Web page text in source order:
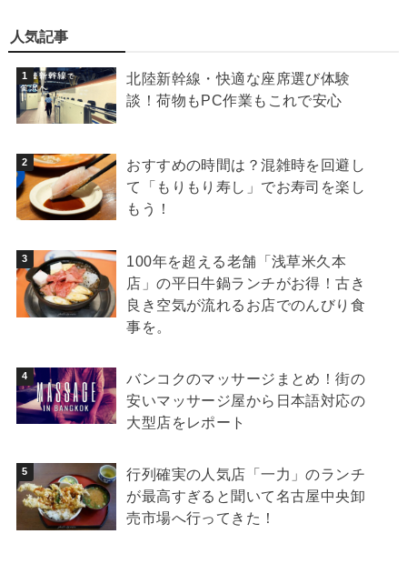
人気記事
北陸新幹線・快適な座席選び体験
談！荷物もPC作業もこれで安心
おすすめの時間は？混雑時を回避し
て「もりもり寿し」でお寿司を楽し
もう！
100年を超える老舗「浅草米久本
店」の平日牛鍋ランチがお得！古き
良き空気が流れるお店でのんびり食
事を。
バンコクのマッサージまとめ！街の
安いマッサージ屋から日本語対応の
大型店をレポート
行列確実の人気店「一力」のランチ
が最高すぎると聞いて名古屋中央卸
売市場へ行ってきた！